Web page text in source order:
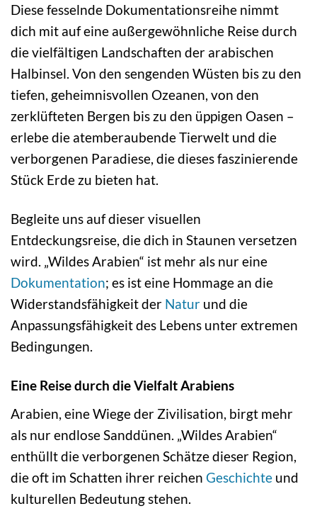
Diese fesselnde Dokumentationsreihe nimmt
dich mit auf eine außergewöhnliche Reise durch
die vielfältigen Landschaften der arabischen
Halbinsel. Von den sengenden Wüsten bis zu den
tiefen, geheimnisvollen Ozeanen, von den
zerklüfteten Bergen bis zu den üppigen Oasen –
erlebe die atemberaubende Tierwelt und die
verborgenen Paradiese, die dieses faszinierende
Stück Erde zu bieten hat.
Begleite uns auf dieser visuellen
Entdeckungsreise, die dich in Staunen versetzen
wird. „Wildes Arabien“ ist mehr als nur eine
Dokumentation; es ist eine Hommage an die
Widerstandsfähigkeit der Natur und die
Anpassungsfähigkeit des Lebens unter extremen
Bedingungen.
Eine Reise durch die Vielfalt Arabiens
Arabien, eine Wiege der Zivilisation, birgt mehr
als nur endlose Sanddünen. „Wildes Arabien“
enthüllt die verborgenen Schätze dieser Region,
die oft im Schatten ihrer reichen Geschichte und
kulturellen Bedeutung stehen.